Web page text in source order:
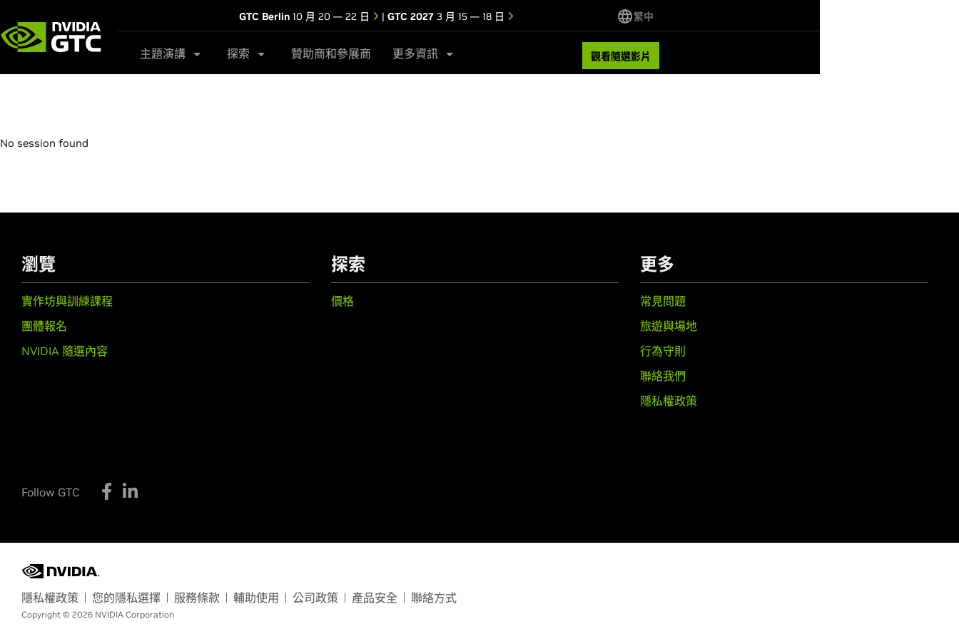
GTC Berlin 10 月 20 — 22 日 | GTC 2027 3 月 15 — 18 日 繁中
主題演講 探索 贊助商和參展商 更多資訊 觀看隨選影片
No session found
瀏覽
實作坊與訓練課程
團體報名
NVIDIA 隨選內容
探索
價格
更多
常見問題
旅遊與場地
行為守則
聯絡我們
隱私權政策
Follow GTC
隱私權政策 您的隱私選擇 服務條款 輔助使用 公司政策 產品安全 聯絡方式
Copyright © 2026 NVIDIA Corporation